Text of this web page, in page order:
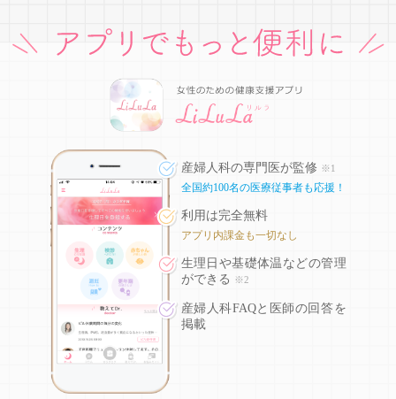
産婦人科の専門医が監修 ※1
全国約100名の医療従事者も応援！
利用は完全無料
アプリ内課金も一切なし
生理日や基礎体温などの管理
ができる
※2
産婦人科FAQと医師の回答を
掲載